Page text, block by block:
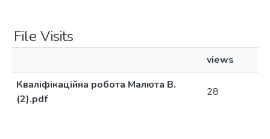
File Visits
views
Кваліфікаційна робота Малюта В.
(2).pdf
28